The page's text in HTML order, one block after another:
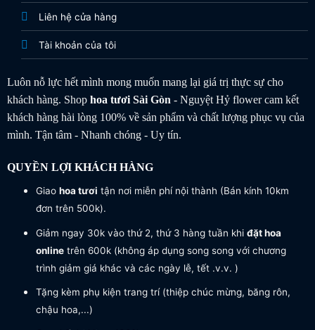
Liên hệ cửa hàng
Tài khoản của tôi
Luôn nỗ lực hết mình mong muốn mang lại giá trị thực sự cho
khách hàng. Shop hoa tươiSài Gòn- Nguyệt Hỷ flower cam kết
khách hàng hài lòng 100% về sản phẩm và chất lượng phục vụ của
mình. Tận tâm - Nhanh chóng - Uy tín.
QUYỀN LỢI KHÁCH HÀNG
Giao hoa tươi tận nơi miễn phí nội thành (Bán kính 10km
đơn trên 500k).
Giảm ngay 30k vào thứ 2, thứ 3 hàng tuần khi đặt hoa
onlinetrên 600k (không áp dụng song song với chương
trình giảm giá khác và các ngày lễ, tết .v.v. )
Tặng kèm phụ kiện trang trí (thiệp chúc mừng, băng rôn,
chậu hoa,...)